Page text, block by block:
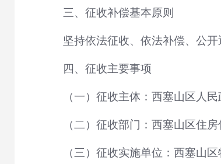
三、征收补偿基本原则
坚持依法征收、依法补偿、公开
四、征收主要事项
（一）征收主体：西塞山区人民
（二）征收部门：西塞山区住
（三）征收实施单位：西塞山